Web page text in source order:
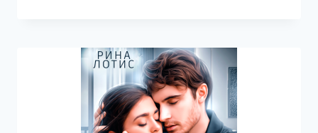
ЕКАТЕРИНА
НОСКОВА